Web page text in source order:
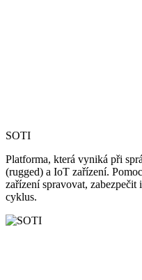
SOTI
Platforma, která vyniká při
(rugged) a IoT zařízení.
zařízení spravovat,
cyklus.